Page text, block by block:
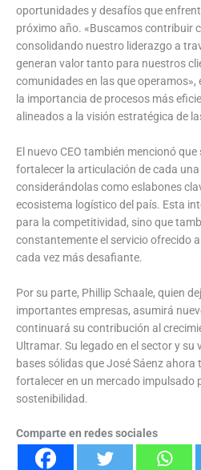
oportunidades y desafíos que
próximo año. «Buscamos contribuir
consolidando nuestro liderazgo a
generan valor tanto para nuestros
comunidades en las que
la importancia de procesos más
alineados a la visión estratégica de
El nuevo CEO también mencionó
fortalecer la articulación de cada una
considerándolas como eslabones
ecosistema logístico del país. Esta
para la competitividad, sino que
constantemente el servicio ofrecido
cada vez más desafiante.
Por su parte, Phillip Schaale, quien
importantes empresas, asumirá
continuará su contribución al
Ultramar. Su legado en el sector y
bases sólidas que José Sáenz ahora
fortalecer en un mercado impulsado
sostenibilidad.
Comparte en redes sociales